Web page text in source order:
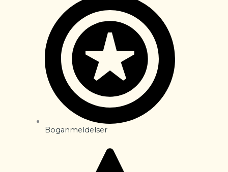
Boganmeldelser